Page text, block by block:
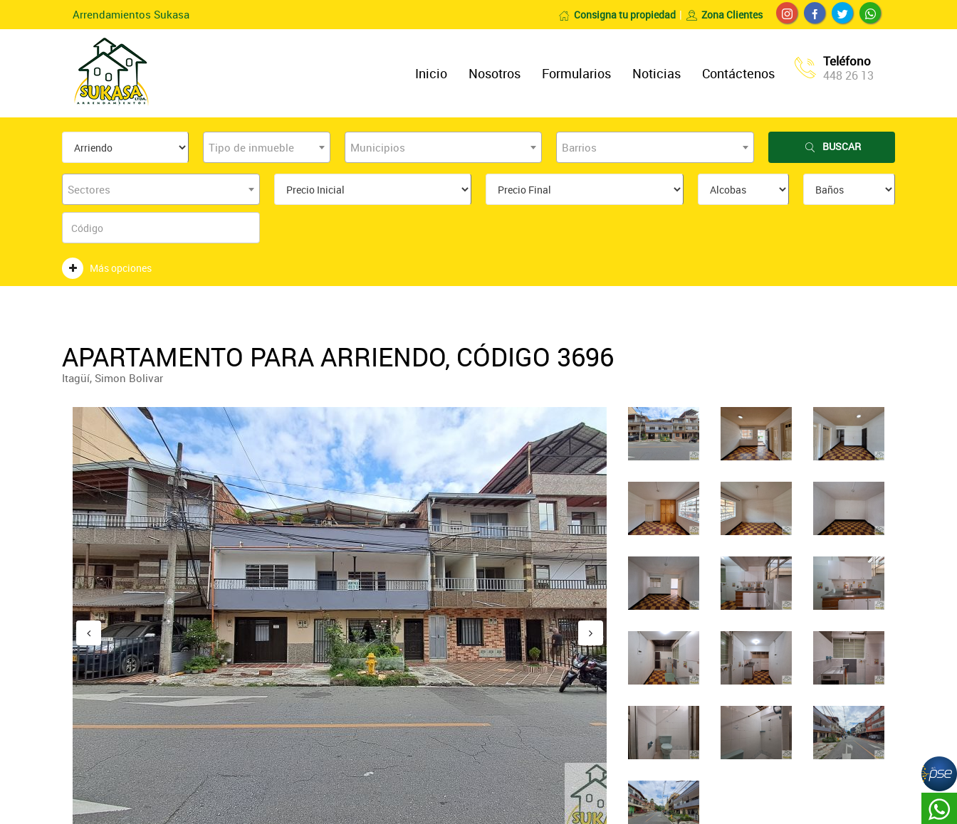
Arrendamientos Sukasa Consigna tu propiedad Zona Clientes
Teléfono
448 26 13
Inicio Nosotros Formularios Noticias Contáctenos
Tipo de inmueble Municipios Barrios BUSCAR
Sectores
Más opciones
APARTAMENTO PARA ARRIENDO, CÓDIGO 3696
Itagüí, Simon Bolivar